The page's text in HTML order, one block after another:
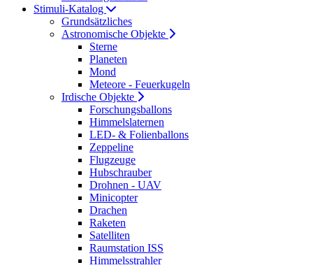
Stimuli-Katalog
Grundsätzliches
Astronomische Objekte
Sterne
Planeten
Mond
Meteore - Feuerkugeln
Irdische Objekte
Forschungsballons
Himmelslaternen
LED- & Folienballons
Zeppeline
Flugzeuge
Hubschrauber
Drohnen - UAV
Minicopter
Drachen
Raketen
Satelliten
Raumstation ISS
Himmelsstrahler